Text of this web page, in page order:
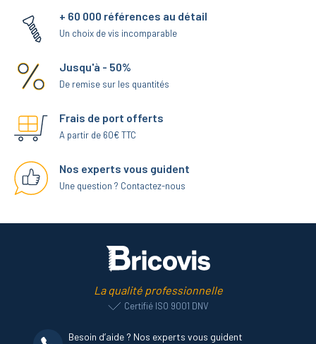
+ 60 000 références au détail
Un choix de vis incomparable
Jusqu'à - 50%
De remise sur les quantités
Frais de port offerts
A partir de 60€ TTC
Nos experts vous guident
Une question ? Contactez-nous
La qualité professionnelle
Certifié ISO 9001 DNV
Besoin d’aide ? Nos experts vous guident